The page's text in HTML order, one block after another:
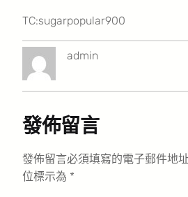
TC:sugarpopular900
admin
發佈留言
發佈留言必須填寫的電子郵件地
位標示為 *